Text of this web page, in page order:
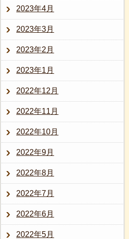
2023年4月
2023年3月
2023年2月
2023年1月
2022年12月
2022年11月
2022年10月
2022年9月
2022年8月
2022年7月
2022年6月
2022年5月